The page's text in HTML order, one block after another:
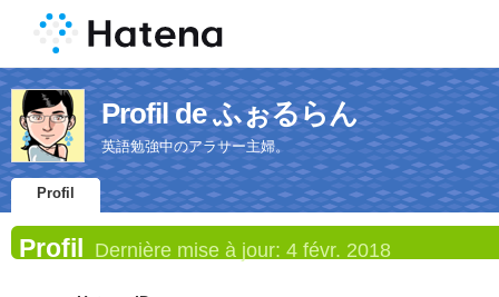
Profil de ふぉるらん
英語勉強中のアラサー主婦。
Profil
Profil Dernière mise à jour: 4 févr. 2018